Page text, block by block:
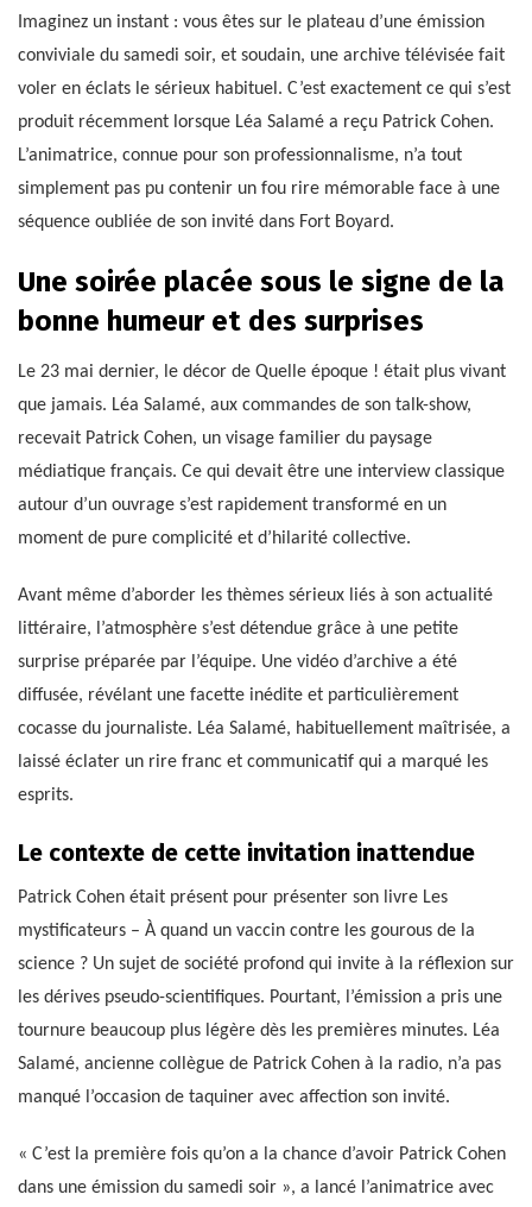
Imaginez un instant : vous êtes sur le plateau d’une émission
conviviale du samedi soir, et soudain, une archive télévisée fait
voler en éclats le sérieux habituel. C’est exactement ce qui s’est
produit récemment lorsque Léa Salamé a reçu Patrick Cohen.
L’animatrice, connue pour son professionnalisme, n’a tout
simplement pas pu contenir un fou rire mémorable face à une
séquence oubliée de son invité dans Fort Boyard.
Une soirée placée sous le signe de la
bonne humeur et des surprises
Le 23 mai dernier, le décor de Quelle époque ! était plus vivant
que jamais. Léa Salamé, aux commandes de son talk-show,
recevait Patrick Cohen, un visage familier du paysage
médiatique français. Ce qui devait être une interview classique
autour d’un ouvrage s’est rapidement transformé en un
moment de pure complicité et d’hilarité collective.
Avant même d’aborder les thèmes sérieux liés à son actualité
littéraire, l’atmosphère s’est détendue grâce à une petite
surprise préparée par l’équipe. Une vidéo d’archive a été
diffusée, révélant une facette inédite et particulièrement
cocasse du journaliste. Léa Salamé, habituellement maîtrisée, a
laissé éclater un rire franc et communicatif qui a marqué les
esprits.
Le contexte de cette invitation inattendue
Patrick Cohen était présent pour présenter son livre Les
mystificateurs – À quand un vaccin contre les gourous de la
science ? Un sujet de société profond qui invite à la réflexion sur
les dérives pseudo-scientifiques. Pourtant, l’émission a pris une
tournure beaucoup plus légère dès les premières minutes. Léa
Salamé, ancienne collègue de Patrick Cohen à la radio, n’a pas
manqué l’occasion de taquiner avec affection son invité.
« C’est la première fois qu’on a la chance d’avoir Patrick Cohen
dans une émission du samedi soir », a lancé l’animatrice avec